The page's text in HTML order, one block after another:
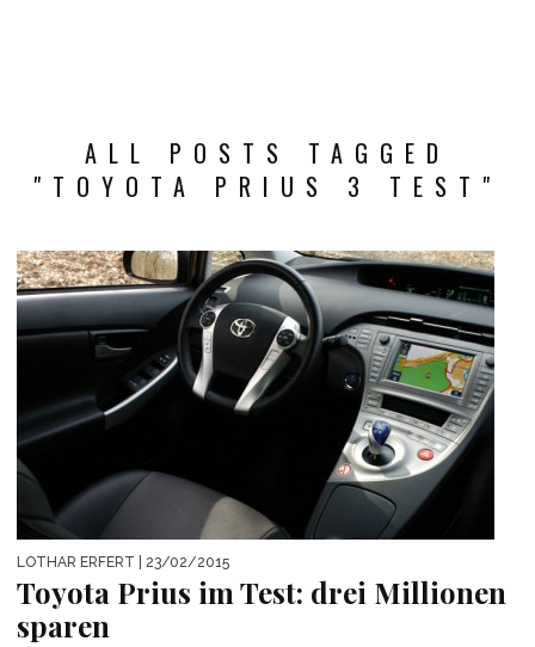
ALL POSTS TAGGED
"TOYOTA PRIUS 3 TEST"
LOTHAR ERFERT | 23/02/2015
Toyota Prius im Test: drei Millionen
sparen